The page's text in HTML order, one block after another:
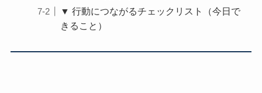
▼ 行動につながるチェックリスト（今日で
きること）